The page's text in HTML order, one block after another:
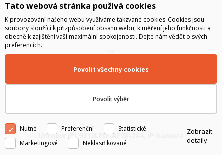
Uniview IPC9312LFW-AF28-2X4, IP kamera
Tato webová stránka používá cookies
K provozování našeho webu využíváme takzvané cookies. Cookies jsou
soubory sloužící k přizpůsobení obsahu webu, k měření jeho funkčnosti a
obecně k zajištění vaší maximální spokojenosti. Dejte nám vědět o svých
preferencích.
Povolit výběr
Povolit všechny cookies
Nutné Preferenční
Statistické
Marketingové
Neklasifikované
Zobrazit
detaily